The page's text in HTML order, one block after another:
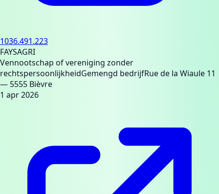
1036.491.223
FAYSAGRI
Vennootschap of vereniging zonder
rechtspersoonlijkheidGemengd bedrijfRue de la Wiaule 11
— 5555 Bièvre
1 apr 2026